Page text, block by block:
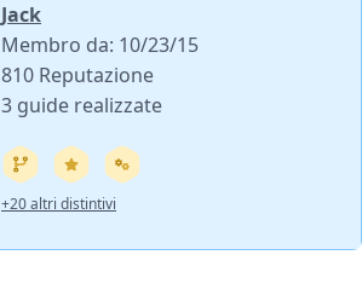
Jack
Membro da: 10/23/15
810 Reputazione
3 guide realizzate
+20 altri distintivi